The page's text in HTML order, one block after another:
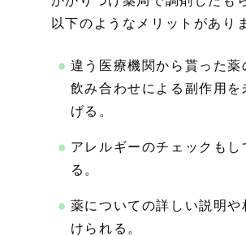
以下のようなメリットがあり
違う医療機関から貰った薬
飲み合わせによる副作用を
げる。
アレルギーのチェックもし
る。
薬についての詳しい説明や
けられる。